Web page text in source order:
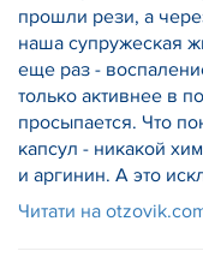
прошли рези, а
наша супружеская
еще раз -
только активнее в
просыпается. Что
капсул - никакой
и аргинин. А это
Читати на